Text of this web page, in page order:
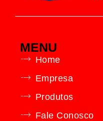
MENU
Home
Empresa
Produtos
Fale Conosco